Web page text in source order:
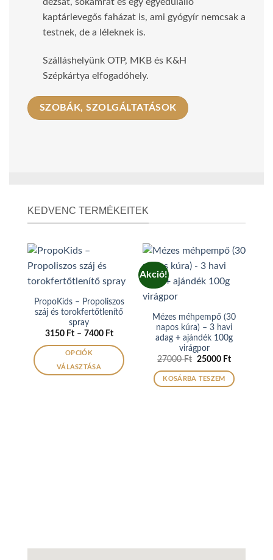
kaptárlevegős faházat is, ami gyógyír nemcsak a
testnek, de a léleknek is.
Szálláshelyünk OTP, MKB és K&H
Szépkártya elfogadóhely.
SZOBÁK, SZOLGÁLTATÁSOK
KEDVENC TERMÉKEITEK
PropoKids – Propoliszos
száj és torokfertőtlenítő
spray
3150 Ft – 7400 FtÁrtartomány:
-
7400 Ft
OPCIÓK
VÁLASZTÁSA
Akció!
Mézes méhpempő (30
napos kúra) – 3 havi
adag + ajándék 100g
virágpor
27000Ft Original
was:
27000 Ft.
25000 FtCurrent
is:
25000 Ft.
KOSÁRBA TESZEM